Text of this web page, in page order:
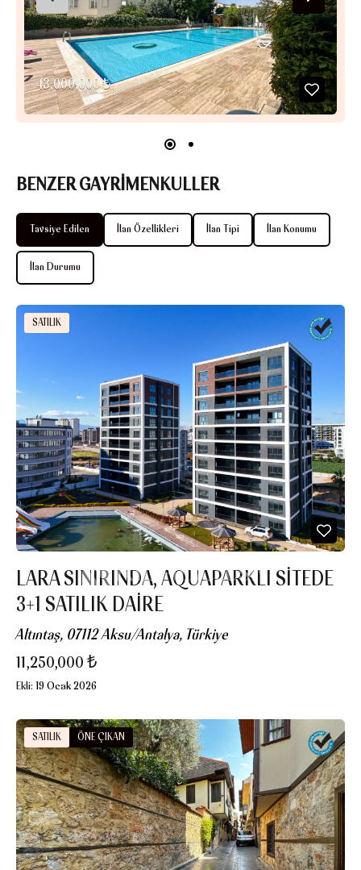
43,000,000 ₺
BENZER GAYRİMENKULLER
Tavsiye Edilen İlan Özellikleri İlan Tipi İlan Konumu
İlan Durumu
SATILIK
LARA SINIRINDA, AQUAPARKLI SITEDE
3+1 SATILIK DAIRE
Altıntaş, 07112 Aksu/Antalya, Türkiye
11,250,000 ₺
Ekli: 19 Ocak 2026
SATILIK ÖNE ÇIKAN